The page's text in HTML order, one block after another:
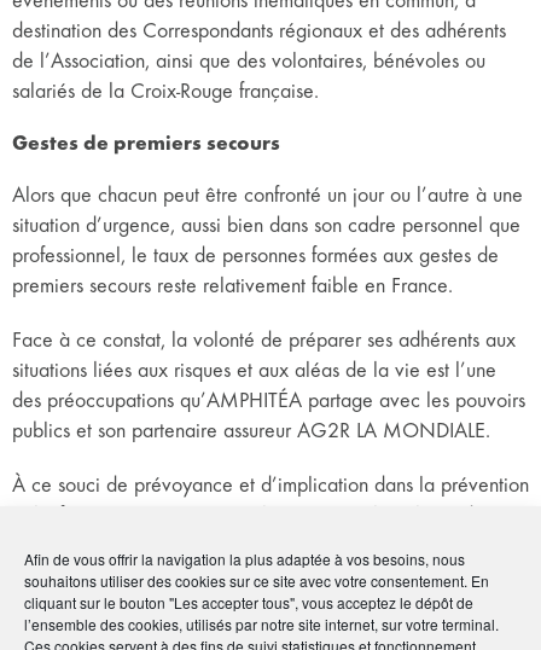
Afin de vous offrir la navigation la plus adaptée à vos besoins, nous
souhaitons utiliser des cookies sur ce site avec votre consentement. En
cliquant sur le bouton "Les accepter tous", vous acceptez le dépôt de
l’ensemble des cookies, utilisés par notre site internet, sur votre terminal.
Ces cookies servent à des fins de suivi statistiques et fonctionnement
destination des Correspondants régionaux et des adhérents
de l’Association, ainsi que des volontaires, bénévoles ou
salariés de la Croix-Rouge française.
Gestes de premiers secours
Alors que chacun peut être confronté un jour ou l’autre à une
situation d’urgence, aussi bien dans son cadre personnel que
professionnel, le taux de personnes formées aux gestes de
premiers secours reste relativement faible en France.
Face à ce constat, la volonté de préparer ses adhérents aux
situations liées aux risques et aux aléas de la vie est l’une
des préoccupations qu’AMPHITÉA partage avec les pouvoirs
publics et son partenaire assureur AG2R LA MONDIALE.
À ce souci de prévoyance et d’implication dans la prévention
En contribuant concrètement, avec ce nouveau partenariat, à
augmenter le nombre de personnes formées aux gestes de